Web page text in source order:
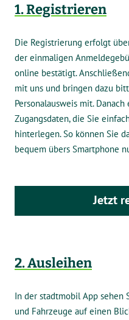
1. Registrieren
Die Registrierung erfolgt
der einmaligen
online bestätigt.
mit uns und bringen dazu
Personalausweis mit.
Zugangsdaten, die Sie
hinterlegen. So können Sie
bequem übers Smartphone
Jetzt
2. Ausleihen
In der stadtmobil App sehen
und Fahrzeuge auf einen